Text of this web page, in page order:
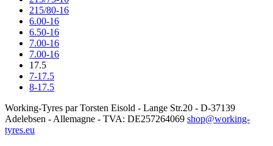
215/80-16
6.00-16
6.50-16
7.00-16
7.00-16
17.5
7-17.5
8-17.5
Working-Tyres par Torsten Eisold - Lange Str.20 - D-37139
Adelebsen - Allemagne - TVA: DE257264069 shop@working-
tyres.eu